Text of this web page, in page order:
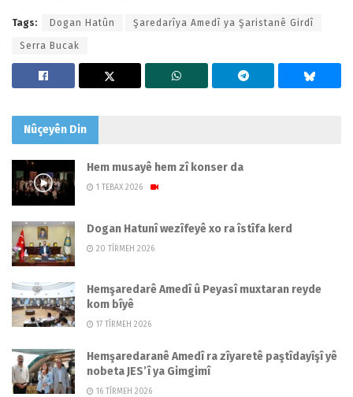
Tags: Dogan Hatûn Şaredarîya Amedî ya Şaristanê Girdî
Serra Bucak
Nûçeyên Din
Hem musayê hem zî konser da
1 TEBAX 2026
Dogan Hatunî wezîfeyê xo ra îstîfa kerd
20 TÎRMEH 2026
Hemşaredarê Amedî û Peyasî muxtaran reyde
kom bîyê
17 TÎRMEH 2026
Hemşaredaranê Amedî ra zîyaretê paştîdayîşî yê
nobeta JES’î ya Gimgimî
16 TÎRMEH 2026